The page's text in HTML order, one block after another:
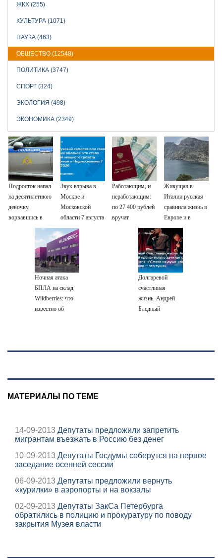
ЖКХ (255)
КУЛЬТУРА (1071)
НАУКА (463)
ОБЩЕСТВО (12548)
ПОЛИТИКА (3747)
СПОРТ (324)
ЭКОЛОГИЯ (498)
ЭКОНОМИКА (2349)
Подросток напал
на десятилетнюю
девочку,
ворвавшись в
Звук взрыва в
Москве и
Московской
области 7 августа
2026 года:
Причины,
источник, откуда
был громкий
хлопок
Работающим, и
неработающим:
по 27 400 рублей
вручат
пенсионерам в
PrimaMedia.ru
Живущая в
Италии русская
сравнила жизнь в
Европе и в
Крыму
Ночная атака
БПЛА на склад
Wildberries: что
известно об
07/08/2026 –
Долгаревой
счастливая
жизнь. Андрей
Бледный
меня на душе сто
МАТЕРИАЛЫ ПО ТЕМЕ
14-09-2013 Депутаты предложили запретить
мигрантам въезжать в Россию без денег
10-09-2013 Депутаты Госдумы соберутся на первое
заседание осенней сессии
06-09-2013 Депутаты предложили вернуть
«курилки» в аэропорты и на вокзалы
02-09-2013 Депутаты ЗакСа Петербурга
обратились в полицию и прокуратуру по поводу
закрытия Музея власти